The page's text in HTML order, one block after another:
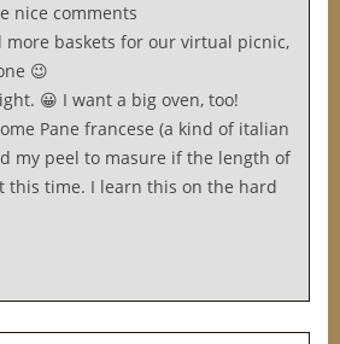
nice comments
more baskets for our virtual picnic,
😉
😀 I want a big oven, too!
Pane francese (a kind of italian
my peel to masure if the length of
this time. I learn this on the hard